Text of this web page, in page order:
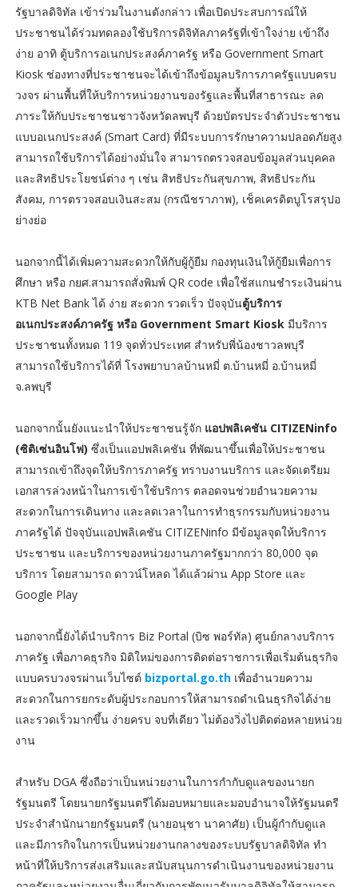
รัฐบาลดิจิทัล เข้าร่วมในงานดังกล่าว เพื่อเปิดประสบการณ์ให้
ประชาชนได้ร่วมทดลองใช้บริการดิจิทัลภาครัฐที่เข้าใจง่าย เข้าถึง
ง่าย อาทิ ตู้บริการอเนกประสงค์ภาครัฐ หรือ Government Smart
Kiosk ช่องทางที่ประชาชนจะได้เข้าถึงข้อมูลบริการภาครัฐแบบครบ
วงจร ผ่านพื้นที่ให้บริการหน่วยงานของรัฐและพื้นที่สาธารณะ ลด
ภาระให้กับประชาชนชาวจังหวัดลพบุรี ด้วยบัตรประจำตัวประชาชน
แบบอเนกประสงค์ (Smart Card) ที่มีระบบการรักษาความปลอดภัยสูง
สามารถใช้บริการได้อย่างมั่นใจ สามารถตรวจสอบข้อมูลส่วนบุคคล
และสิทธิประโยชน์ต่าง ๆ เช่น สิทธิประกันสุขภาพ, สิทธิประกัน
สังคม, การตรวจสอบเงินสะสม (กรณีชราภาพ), เช็คเครดิตบูโรสรุปอ
ย่างย่อ
นอกจากนี้ได้เพิ่มความสะดวกให้กับผู้กู้ยืม กองทุนเงินให้กู้ยืมเพื่อการ
ศึกษา หรือ กยศ.สามารถสั่งพิมพ์ QR code เพื่อใช้สแกนชำระเงินผ่าน
KTB Net Bank ได้ ง่าย สะดวก รวดเร็ว ปัจจุบันตู้บริการ
อเนกประสงค์ภาครัฐ หรือ Government Smart Kioskมีบริการ
ประชาชนทั้งหมด 119 จุดทั่วประเทศ สำหรับพี่น้องชาวลพบุรี
สามารถใช้บริการได้ที่ โรงพยาบาลบ้านหมี่ ต.บ้านหมี่ อ.บ้านหมี่
จ.ลพบุรี
นอกจากนั้นยังแนะนำให้ประชาชนรู้จัก แอปพลิเคชัน CITIZENinfo
(ซิติเซ่นอินโฟ) ซึ่งเป็นแอปพลิเคชัน ที่พัฒนาขึ้นเพื่อให้ประชาชน
สามารถเข้าถึงจุดให้บริการภาครัฐ ทราบงานบริการ และจัดเตรียม
เอกสารล่วงหน้าในการเข้าใช้บริการ ตลอดจนช่วยอำนวยความ
สะดวกในการเดินทาง และลดเวลาในการทำธุรกรรมกับหน่วยงาน
ภาครัฐได้ ปัจจุบันแอปพลิเคชัน CITIZENinfo มีข้อมูลจุดให้บริการ
ประชาชน และบริการของหน่วยงานภาครัฐมากกว่า 80,000 จุด
บริการ โดยสามารถ ดาวน์โหลด ได้แล้วผ่าน App Store และ
Google Play
นอกจากนี้ยังได้นำบริการ Biz Portal (บิซ พอร์ทัล) ศูนย์กลางบริการ
ภาครัฐ เพื่อภาคธุรกิจ มิติใหม่ของการติดต่อราชการเพื่อเริ่มต้นธุรกิจ
แบบครบวงจรผ่านเว็บไซต์ bizportal.go.thเพื่ออำนวยความ
สะดวกในการยกระดับผู้ประกอบการให้สามารถดำเนินธุรกิจได้ง่าย
และรวดเร็วมากขึ้น ง่ายครบ จบที่เดียว ไม่ต้องวิ่งไปติดต่อหลายหน่วย
งาน
สำหรับ DGA ซึ่งถือว่าเป็นหน่วยงานในการกำกับดูแลของนายก
รัฐมนตรี โดยนายกรัฐมนตรีได้มอบหมายและมอบอำนาจให้รัฐมนตรี
ประจำสำนักนายกรัฐมนตรี (นายอนุชา นาคาศัย) เป็นผู้กำกับดูแล
และมีภารกิจในการเป็นหน่วยงานกลางของระบบรัฐบาลดิจิทัล ทำ
หน้าที่ให้บริการส่งเสริมและสนับสนุนการดำเนินงานของหน่วยงาน